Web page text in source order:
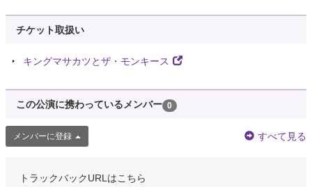
チケット取扱い
キングマサカツとザ・モンキース
この公演に携わっているメンバー 0
メンバーに登録 すべて見る
トラックバックURLはこちら